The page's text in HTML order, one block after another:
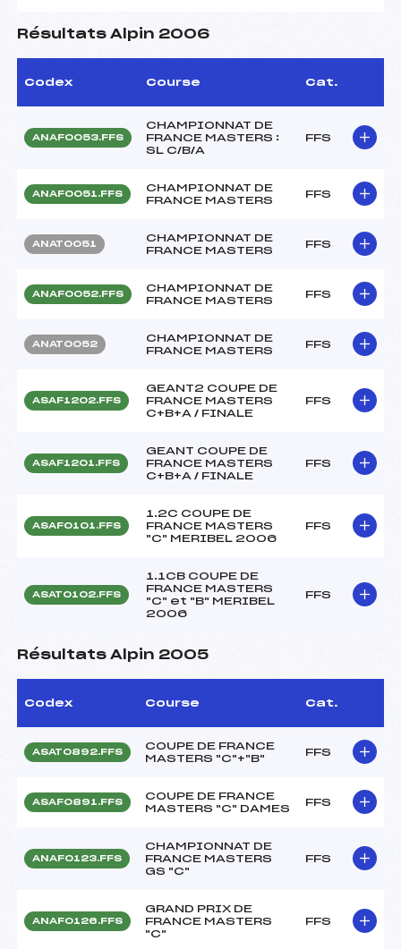
Résultats Alpin 2006
Codex Course Cat.
ANAF0053.FFS
CHAMPIONNAT DE
FRANCE MASTERS :
SL C/B/A
FFS
ANAF0051.FFS
CHAMPIONNAT DE
FRANCE MASTERS
FFS
ANAT0051
CHAMPIONNAT DE
FRANCE MASTERS
FFS
ANAF0052.FFS
CHAMPIONNAT DE
FRANCE MASTERS
FFS
ANAT0052
CHAMPIONNAT DE
FRANCE MASTERS
FFS
ASAF1202.FFS
GEANT2 COUPE DE
FRANCE MASTERS
C+B+A / FINALE
FFS
ASAF1201.FFS
GEANT COUPE DE
FRANCE MASTERS
C+B+A / FINALE
FFS
ASAF0101.FFS
1.2C COUPE DE
FRANCE MASTERS
"C" MERIBEL 2006
FFS
ASAT0102.FFS
1.1CB COUPE DE
FRANCE MASTERS
"C" et "B" MERIBEL
2006
FFS
Résultats Alpin 2005
Codex Course Cat.
ASAT0892.FFS
COUPE DE FRANCE
MASTERS "C"+"B"
FFS
ASAF0891.FFS
COUPE DE FRANCE
MASTERS "C" DAMES
FFS
ANAF0123.FFS
CHAMPIONNAT DE
FRANCE MASTERS
GS "C"
FFS
ANAF0126.FFS
GRAND PRIX DE
FRANCE MASTERS
"C"
FFS